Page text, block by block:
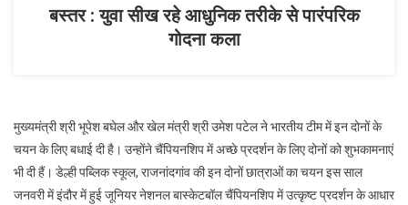
बस्तर : युवा सीख रहे आधुनिक तरीके से पारंपरिक
गोदना कला
मुख्यमंत्री श्री भूपेश बघेल और खेल मंत्री श्री उमेश पटेल ने भारतीय टीम में इन दोनों के
चयन के लिए बधाई दी है। उन्होंने चैंपियनशिप में अच्छे प्रदर्शन के लिए दोनों को शुभकामनाएं
भी दी हैं। डेल्ही पब्लिक स्कूल, राजनांदगांव की इन दोनों छात्राओं का चयन इस साल
जनवरी में इंदौर में हुई जूनियर नेशनल बास्केटबॉल चैंपियनशिप में उत्कृष्ट प्रदर्शन के आधार